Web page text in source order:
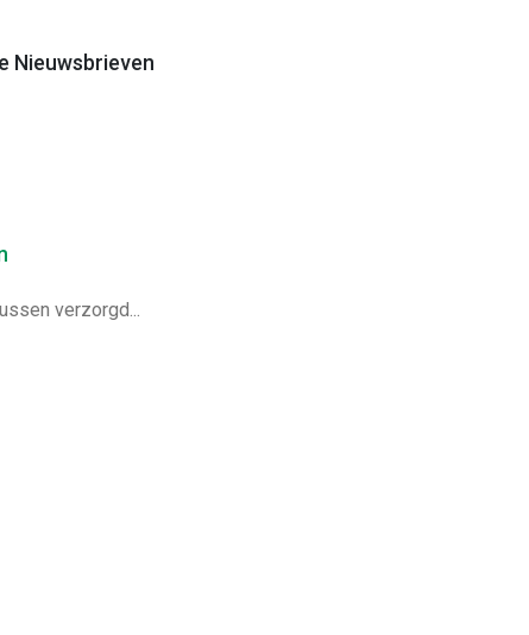
Nieuwsbrieven
verzorgd...